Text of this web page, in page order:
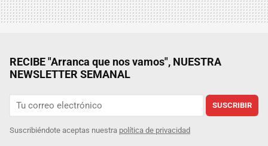
RECIBE "Arranca que nos vamos", NUESTRA
NEWSLETTER SEMANAL
SUSCRIBIR
Suscribiéndote aceptas nuestra política de privacidad